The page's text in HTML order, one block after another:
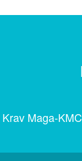
Krav Maga-